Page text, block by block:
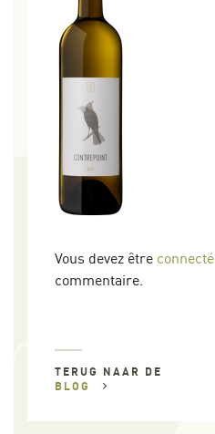
Vous devez être connecté
commentaire.
TERUG NAAR DE
BLOG